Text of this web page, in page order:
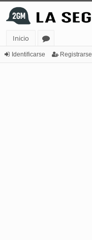
Inicio
or
Identificarse Registrarse